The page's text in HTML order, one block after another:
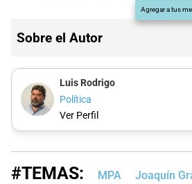
Agregar a tus
Sobre el Autor
Luis Rodrigo
Política
Ver Perfil
#TEMAS: MPA Joaquín